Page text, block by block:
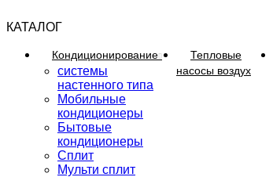
КАТАЛОГ
Кондиционирование
системы
настенного типа
Мобильные
кондиционеры
Бытовые
кондиционеры
Сплит
Мульти сплит
Тепловые
насосы воздух